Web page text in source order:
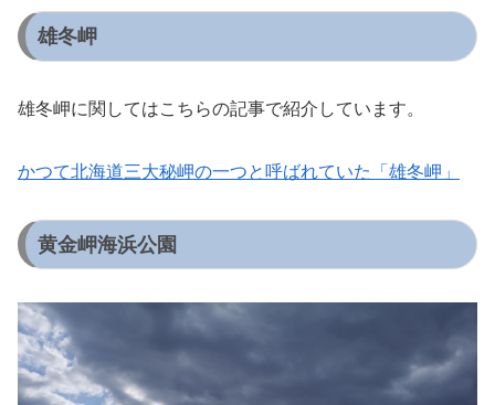
雄冬岬
雄冬岬に関してはこちらの記事で紹介しています。
かつて北海道三大秘岬の一つと呼ばれていた「雄冬岬」
黄金岬海浜公園